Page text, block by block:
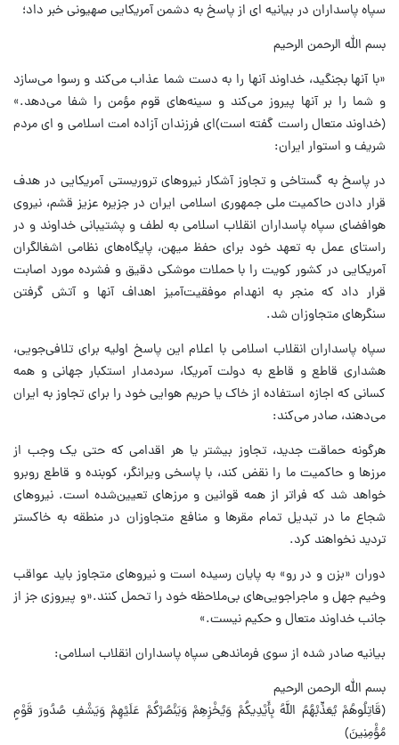
سپاه پاسداران در بیانیه ای از پاسخ به دشمن آمریکایی صهیونی خبر داد؛
بسم الله الرحمن الرحیم
«با آنها بجنگید، خداوند آنها را به دست شما عذاب می‌کند و رسوا می‌سازد
و شما را بر آنها پیروز می‌کند و سینه‌های قوم مؤمن را شفا می‌دهد.»
(خداوند متعال راست گفته است)ای فرزندان آزاده امت اسلامی و ای مردم
شریف و استوار ایران:
در پاسخ به گستاخی و تجاوز آشکار نیروهای تروریستی آمریکایی در هدف
قرار دادن حاکمیت ملی جمهوری اسلامی ایران در جزیره عزیز قشم، نیروی
هوافضای سپاه پاسداران انقلاب اسلامی به لطف و پشتیبانی خداوند و در
راستای عمل به تعهد خود برای حفظ میهن، پایگاه‌های نظامی اشغالگران
آمریکایی در کشور کویت را با حملات موشکی دقیق و فشرده مورد اصابت
قرار داد که منجر به انهدام موفقیت‌آمیز اهداف آنها و آتش گرفتن
سنگرهای متجاوزان شد.
سپاه پاسداران انقلاب اسلامی با اعلام این پاسخ اولیه برای تلافی‌جویی،
هشداری قاطع و قاطع به دولت آمریکا، سردمدار استکبار جهانی و همه
کسانی که اجازه استفاده از خاک یا حریم هوایی خود را برای تجاوز به ایران
می‌دهند، صادر می‌کند:
هرگونه حماقت جدید، تجاوز بیشتر یا هر اقدامی که حتی یک وجب از
مرزها و حاکمیت ما را نقض کند، با پاسخی ویرانگر، کوبنده و قاطع روبرو
خواهد شد که فراتر از همه قوانین و مرزهای تعیین‌شده است. نیروهای
شجاع ما در تبدیل تمام مقرها و منافع متجاوزان در منطقه به خاکستر
تردید نخواهند کرد.
دوران «بزن و در رو» به پایان رسیده است و نیروهای متجاوز باید عواقب
وخیم جهل و ماجراجویی‌های بی‌ملاحظه خود را تحمل کنند.«و پیروزی جز از
جانب خداوند متعال و حکیم نیست.»
بیانیه صادر شده از سوی فرماندهی سپاه پاسداران انقلاب اسلامی:
بسم الله الرحمن الرحیم
﴿قَاتِلُوهُمْ يُعَذِّبْهُمُ اللَّهُ بِأَيْدِيكُمْ وَيُخْزِهِمْ وَيَنْصُرْكُمْ عَلَيْهِمْ وَيَشْفِ صُدُورَ قَوْمٍ
مُؤْمِنِينَ﴾